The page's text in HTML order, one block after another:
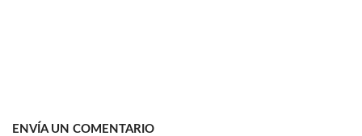
ENVÍA UN COMENTARIO